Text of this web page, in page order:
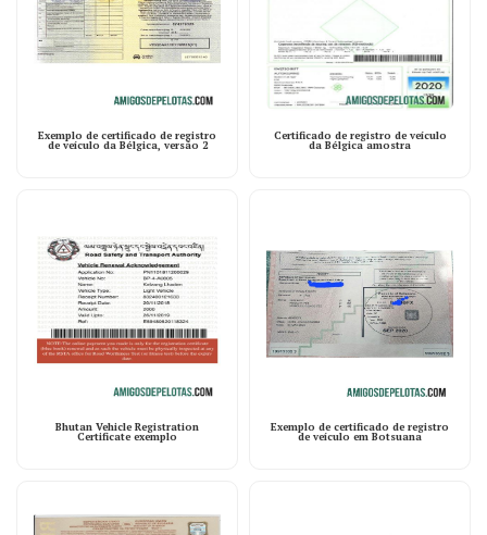
Exemplo de certificado de registro
de veículo da Bélgica, versão 2
Certificado de registro de veículo
da Bélgica amostra
Bhutan Vehicle Registration
Certificate exemplo
Exemplo de certificado de registro
de veículo em Botsuana